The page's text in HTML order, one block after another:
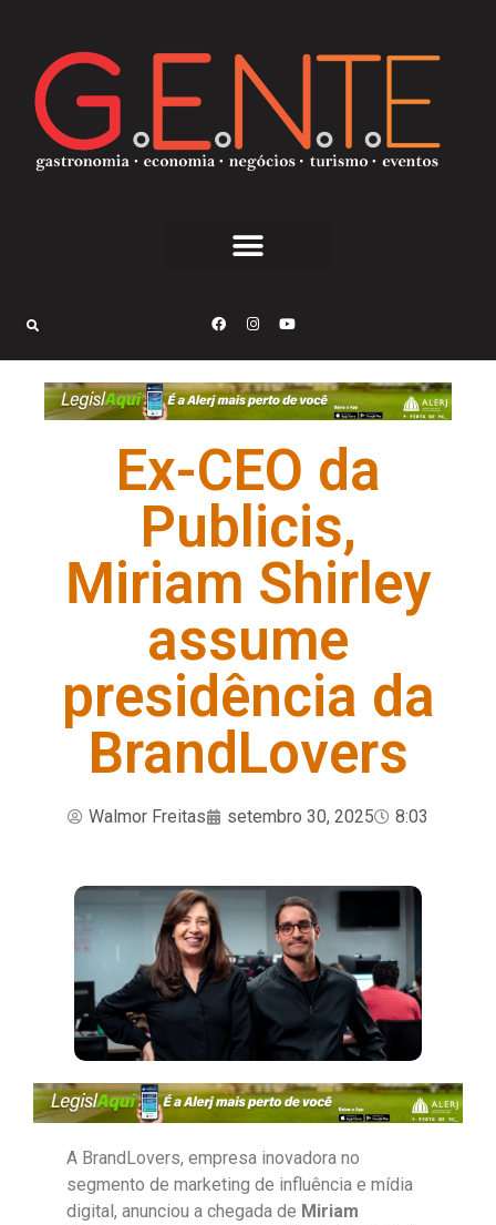
Ex-CEO da
Publicis,
Miriam Shirley
assume
presidência da
BrandLovers
Walmor Freitas setembro 30, 2025 8:03
A BrandLovers, empresa inovadora no
segmento de marketing de influência e mídia
digital, anunciou a chegada de Miriam